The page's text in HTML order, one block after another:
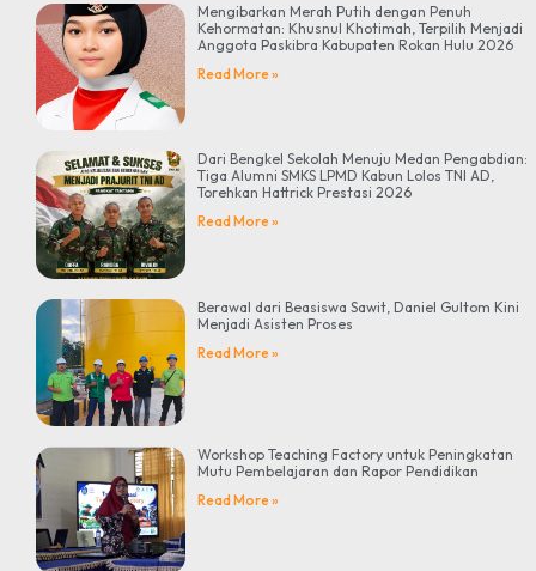
Mengibarkan Merah Putih dengan Penuh
Kehormatan: Khusnul Khotimah, Terpilih Menjadi
Anggota Paskibra Kabupaten Rokan Hulu 2026
Read More »
Dari Bengkel Sekolah Menuju Medan Pengabdian:
Tiga Alumni SMKS LPMD Kabun Lolos TNI AD,
Torehkan Hattrick Prestasi 2026
Read More »
Berawal dari Beasiswa Sawit, Daniel Gultom Kini
Menjadi Asisten Proses
Read More »
Workshop Teaching Factory untuk Peningkatan
Mutu Pembelajaran dan Rapor Pendidikan
Read More »